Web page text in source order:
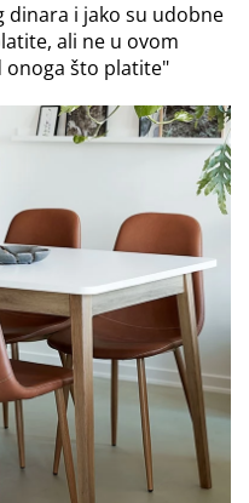
dinara i jako su udobne
ali ne u ovom
onoga što platite"